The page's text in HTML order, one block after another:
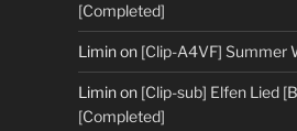
[Completed]
Liminon [Clip-A4VF] Summer
Liminon [Clip-sub] Elfen Lied
[Completed]